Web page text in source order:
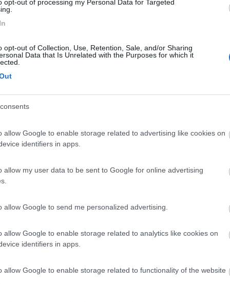
opt-out of processing my Personal Data for Targeted
opt-out of Collection, Use, Retention, Sale, and/or Sharing
Data that Is Unrelated with the Purposes for which it
allow Google to enable storage related to advertising like cookies on
identifiers in apps.
allow my user data to be sent to Google for online advertising
allow Google to send me personalized advertising.
allow Google to enable storage related to analytics like cookies on
identifiers in apps.
allow Google to enable storage related to functionality of the website
dal centro storico di Siena, agriturismo con 8 pia...
del Lavoro, 12 - Frazione Uopini
agricola dedita all'allevamento di vacche maremma...
Posizione
Naturale della Val d'Orcia, agricampeggio con 8...
il Casale 64